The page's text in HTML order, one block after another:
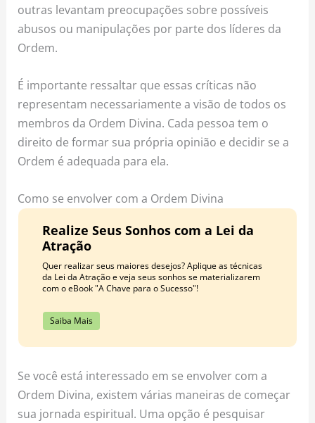
outras levantam preocupações sobre possíveis
abusos ou manipulações por parte dos líderes da
Ordem.
É importante ressaltar que essas críticas não
representam necessariamente a visão de todos os
membros da Ordem Divina. Cada pessoa tem o
direito de formar sua própria opinião e decidir se a
Ordem é adequada para ela.
Como se envolver com a Ordem Divina
Realize Seus Sonhos com a Lei da
Atração
Quer realizar seus maiores desejos? Aplique as técnicas
da Lei da Atração e veja seus sonhos se materializarem
com o eBook "A Chave para o Sucesso"!
Saiba Mais
Se você está interessado em se envolver com a
Ordem Divina, existem várias maneiras de começar
sua jornada espiritual. Uma opção é pesquisar